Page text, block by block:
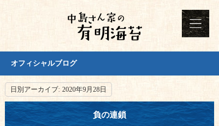
オフィシャルブログ
日別アーカイブ: 2020年9月28日
負の連鎖